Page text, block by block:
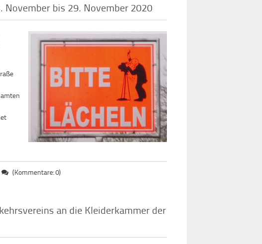
bis 29. November 2020
(Kommentare: 0)
an die Kleiderkammer der